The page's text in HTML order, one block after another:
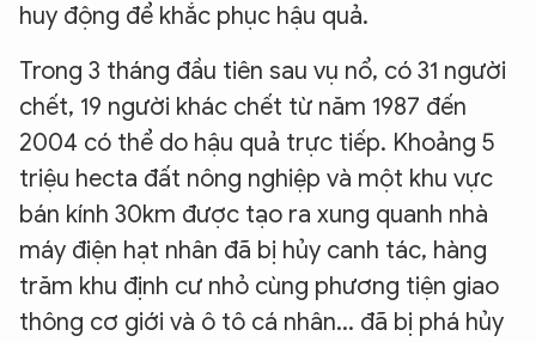
huy động để khắc phục hậu quả.
Trong 3 tháng đầu tiên sau vụ nổ, có 31 người
chết, 19 người khác chết từ năm 1987 đến
2004 có thể do hậu quả trực tiếp. Khoảng 5
triệu hecta đất nông nghiệp và một khu vực
bán kính 30km được tạo ra xung quanh nhà
máy điện hạt nhân đã bị hủy canh tác, hàng
trăm khu định cư nhỏ cùng phương tiện giao
thông cơ giới và ô tô cá nhân... đã bị phá hủy